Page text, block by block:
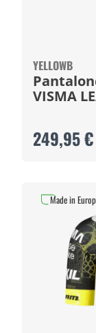
YELLOWB
VISMA
249,95 €
Made in